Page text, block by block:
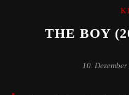
THE BOY
10.